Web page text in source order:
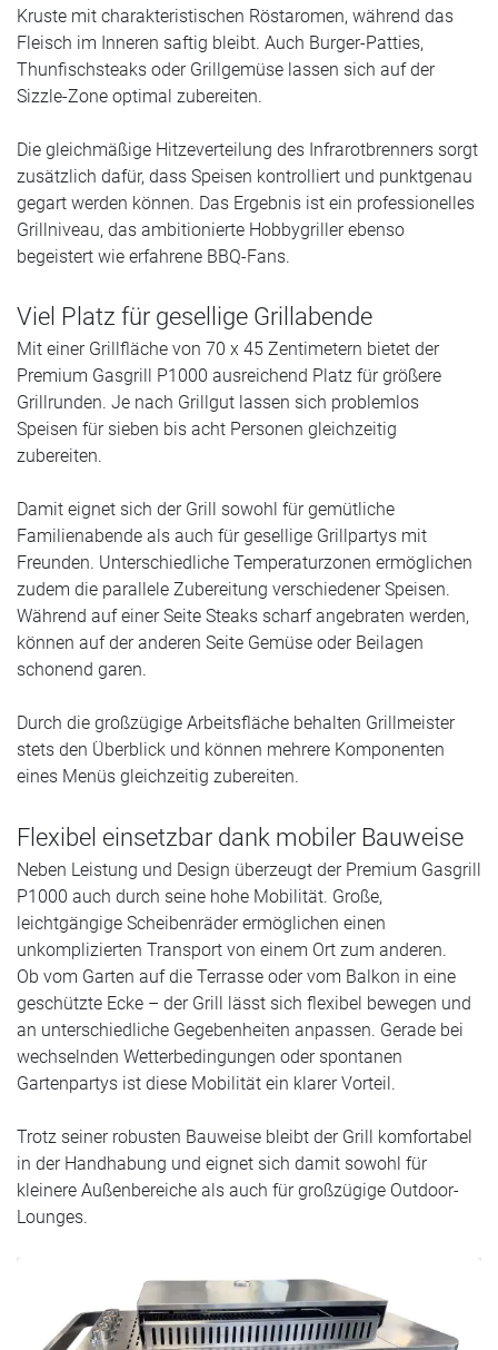
Kruste mit charakteristischen Röstaromen, während das
Fleisch im Inneren saftig bleibt. Auch Burger-Patties,
Thunfischsteaks oder Grillgemüse lassen sich auf der
Sizzle-Zone optimal zubereiten.
Die gleichmäßige Hitzeverteilung des Infrarotbrenners sorgt
zusätzlich dafür, dass Speisen kontrolliert und punktgenau
gegart werden können. Das Ergebnis ist ein professionelles
Grillniveau, das ambitionierte Hobbygriller ebenso
begeistert wie erfahrene BBQ-Fans.
Viel Platz für gesellige Grillabende
Mit einer Grillfläche von 70 x 45 Zentimetern bietet der
Premium Gasgrill P1000 ausreichend Platz für größere
Grillrunden. Je nach Grillgut lassen sich problemlos
Speisen für sieben bis acht Personen gleichzeitig
zubereiten.
Damit eignet sich der Grill sowohl für gemütliche
Familienabende als auch für gesellige Grillpartys mit
Freunden. Unterschiedliche Temperaturzonen ermöglichen
zudem die parallele Zubereitung verschiedener Speisen.
Während auf einer Seite Steaks scharf angebraten werden,
können auf der anderen Seite Gemüse oder Beilagen
schonend garen.
Durch die großzügige Arbeitsfläche behalten Grillmeister
stets den Überblick und können mehrere Komponenten
eines Menüs gleichzeitig zubereiten.
Flexibel einsetzbar dank mobiler Bauweise
Neben Leistung und Design überzeugt der Premium Gasgrill
P1000 auch durch seine hohe Mobilität. Große,
leichtgängige Scheibenräder ermöglichen einen
unkomplizierten Transport von einem Ort zum anderen.
Ob vom Garten auf die Terrasse oder vom Balkon in eine
geschützte Ecke – der Grill lässt sich flexibel bewegen und
an unterschiedliche Gegebenheiten anpassen. Gerade bei
wechselnden Wetterbedingungen oder spontanen
Gartenpartys ist diese Mobilität ein klarer Vorteil.
Trotz seiner robusten Bauweise bleibt der Grill komfortabel
in der Handhabung und eignet sich damit sowohl für
kleinere Außenbereiche als auch für großzügige Outdoor-
Lounges.